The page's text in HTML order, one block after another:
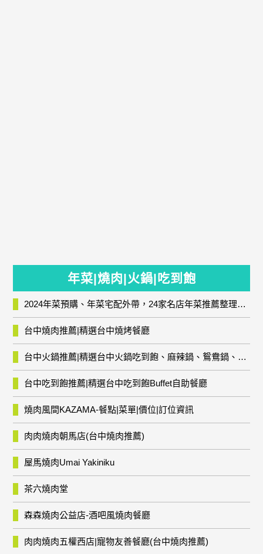
年菜|燒肉|火鍋|吃到飽
2024年菜預購、年菜宅配外帶，24家名店年菜推薦整理，圍爐輕鬆上菜團圓趣
台中燒肉推薦|精選台中燒烤餐廳
台中火鍋推薦|精選台中火鍋吃到飽、麻辣鍋、鴛鴦鍋、石頭火鍋、酸菜白肉鍋、海鮮鍋、燒酒雞、麻油雞、壽喜燒等熱門人氣火鍋店!
台中吃到飽推薦|精選台中吃到飽Buffet自助餐廳
燒肉風間KAZAMA-餐點|菜單|價位|訂位資訊
肉肉燒肉朝馬店(台中燒肉推薦)
屋馬燒肉Umai Yakiniku
茶六燒肉堂
森森燒肉公益店-酒吧風燒肉餐廳
肉肉燒肉五權西店|寵物友善餐廳(台中燒肉推薦)